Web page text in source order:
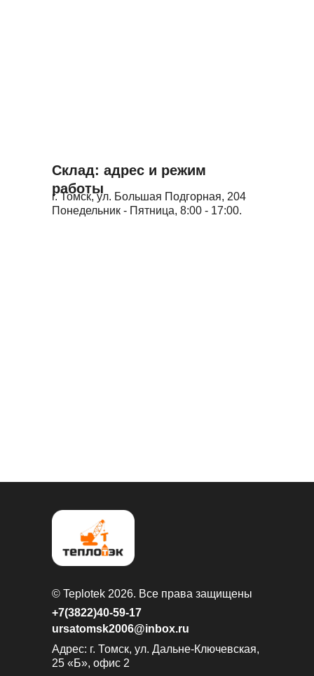
Склад: адрес и режим
работы
г. Томск, ул. Большая Подгорная, 204
Понедельник - Пятница, 8:00 - 17:00.
ursatomsk2006@inbox.ru
+7(3822)40-59-17
Адрес: г. Томск, ул. Дальне-Ключевская,
25 «Б», офис 2
© Teplotek 2026. Все права защищены